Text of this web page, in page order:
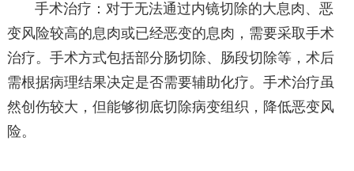
手术治疗：对于无法通过内镜切除的大息肉、恶
变风险较高的息肉或已经恶变的息肉，需要采取手术
治疗。手术方式包括部分肠切除、肠段切除等，术后
需根据病理结果决定是否需要辅助化疗。手术治疗虽
然创伤较大，但能够彻底切除病变组织，降低恶变风
险。